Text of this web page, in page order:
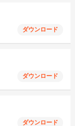
ダウンロード
ダウンロード
ダウンロード